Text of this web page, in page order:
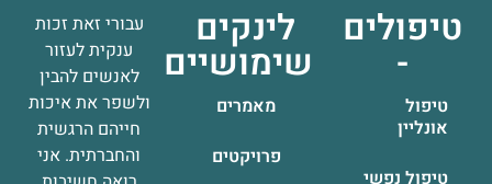
טיפולים
טיפול
אונליין
טיפול נפשי
לינקים
שימושיים
מאמרים
פרויקטים
עבורי זאת זכות
ענקית לעזור
לאנשים להבין
ולשפר את איכות
חייהם הרגשית
והחברתית. אני